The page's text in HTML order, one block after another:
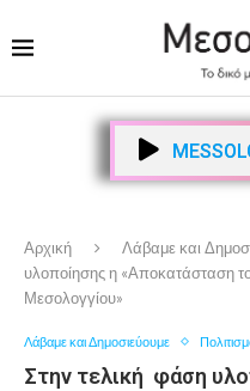
Αρχική Λάβαμε και
υλοποίησης η «Αποκατάσταση
Μεσολογγίου»
Λάβαμε και Δημοσιεύουμε
Στην τελική φάση